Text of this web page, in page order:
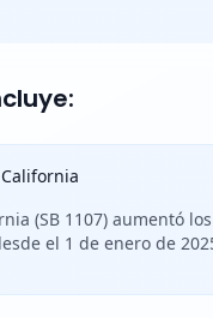
(SB 1107) aumentó
el 1 de enero de